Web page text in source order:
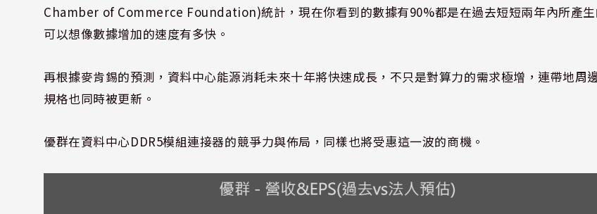
Chamber of Commerce Foundation)統計，現在你看到的數據有90%都是在過去短短兩年內所產生
可以想像數據增加的速度有多快。
再根據麥肯錫的預測，資料中心能源消耗未來十年將快速成長，不只是對算力的需求極增，連帶地周
規格也同時被更新。
優群在資料中心DDR5模組連接器的競爭力與佈局，同樣也將受惠這一波的商機。